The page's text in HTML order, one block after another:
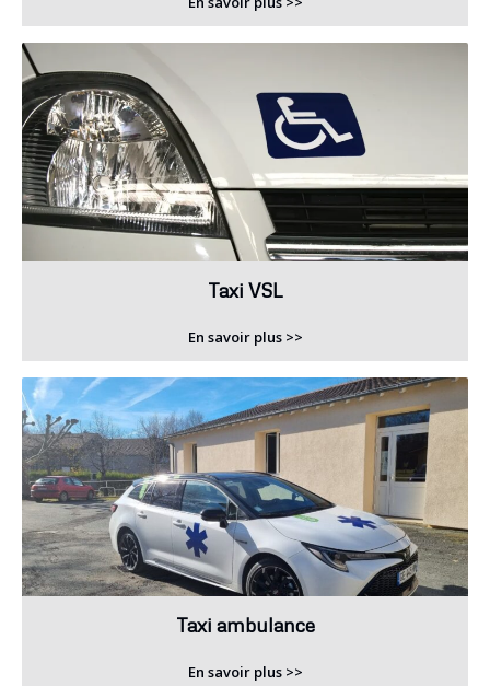
Taxi VSL
En savoir plus >>
Taxi ambulance
En savoir plus >>